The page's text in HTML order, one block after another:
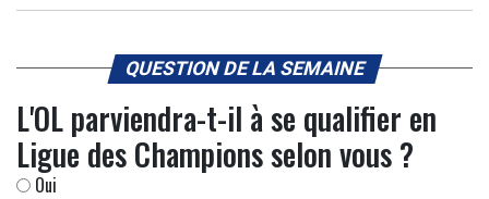
QUESTION DE LA SEMAINE
L'OL parviendra-t-il à se qualifier en
Ligue des Champions selon vous ?
Oui